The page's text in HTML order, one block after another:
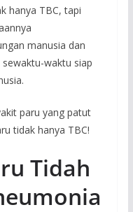
hanya TBC, tapi
manusia dan
waktu siap
paru yang patut
tidak hanya TBC!
Tidah